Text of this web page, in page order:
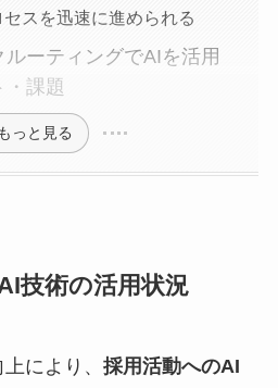
スを迅速に進められる
ルーティングでAIを活用
・課題
もっと見る
技術の活用状況
により、 採用活動へのAI